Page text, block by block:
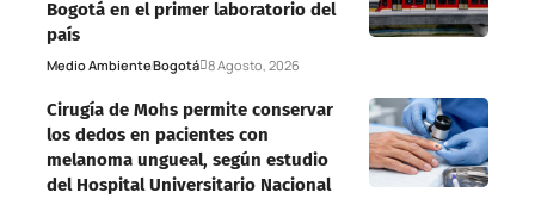
Bogotá en el primer laboratorio del
país
Medio AmbienteBogotá 8 Agosto, 2026
Cirugía de Mohs permite conservar
los dedos en pacientes con
melanoma ungueal, según estudio
del Hospital Universitario Nacional